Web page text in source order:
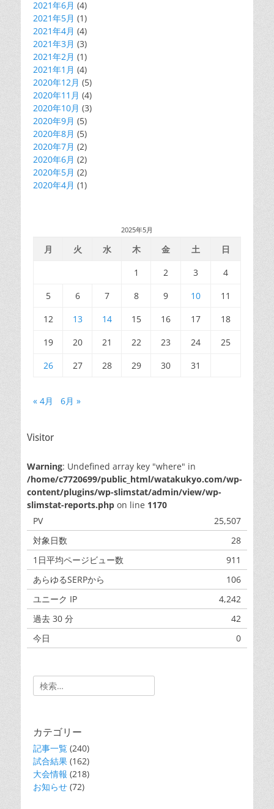
2021年6月 (4)
2021年5月 (1)
2021年4月 (4)
2021年3月 (3)
2021年2月 (1)
2021年1月 (4)
2020年12月 (5)
2020年11月 (4)
2020年10月 (3)
2020年9月 (5)
2020年8月 (5)
2020年7月 (2)
2020年6月 (2)
2020年5月 (2)
2020年4月 (1)
2025年5月
月 火 水 木 金 土
日
1
2 3
4
5
6 7 8 9 10
11
12
13 14 15 16 17
18
19
20 21 22 23 24
25
26
27 28 29 30 31
« 4月 6月 »
Visitor
Warning: Undefined array key "where" in
/home/c7720699/public_html/watakukyo.com/wp-
content/plugins/wp-slimstat/admin/view/wp-
slimstat-reports.php on line 1170
PV
25,507
対象日数
28
1日平均ページビュー数
911
あらゆるSERPから
106
ユニーク IP
4,242
過去 30 分
42
今日
0
Search
for:
カテゴリー
記事一覧 (240)
試合結果 (162)
大会情報 (218)
お知らせ (72)